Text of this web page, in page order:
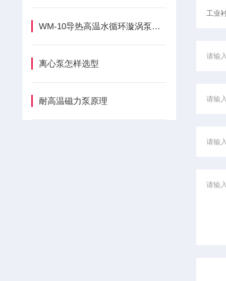
WM-10导热高温水循环漩涡泵的正确安装方法全解析
离心泵怎样选型
耐高温磁力泵原理